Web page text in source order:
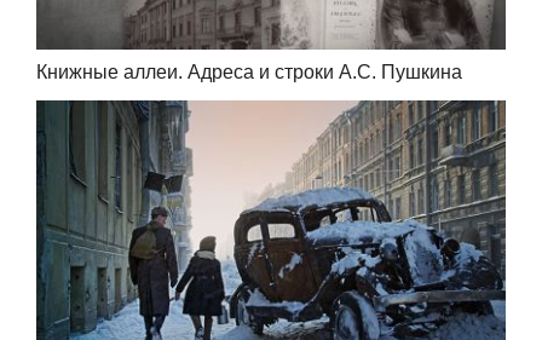
Книжные аллеи. Адреса и строки А.С. Пушкина